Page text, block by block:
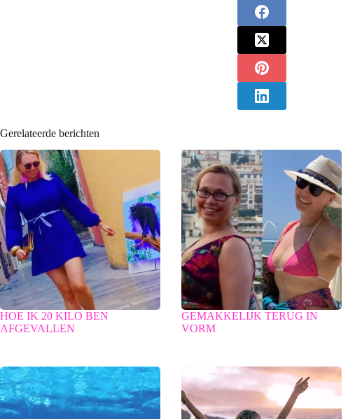
Gerelateerde berichten
HOE IK 20 KILO BEN
AFGEVALLEN
GEMAKKELIJK TERUG IN
VORM